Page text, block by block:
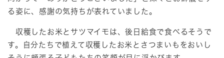
る姿に、感謝の気持ちが表れていました。
収穫したお米とサツマイモは、後日給食で食べるそうで
す。自分たちで植えて収穫したお米とさつまいもをおいし